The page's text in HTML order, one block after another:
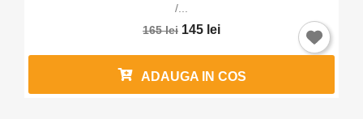
/...
165 lei 145 lei
ADAUGA IN COS